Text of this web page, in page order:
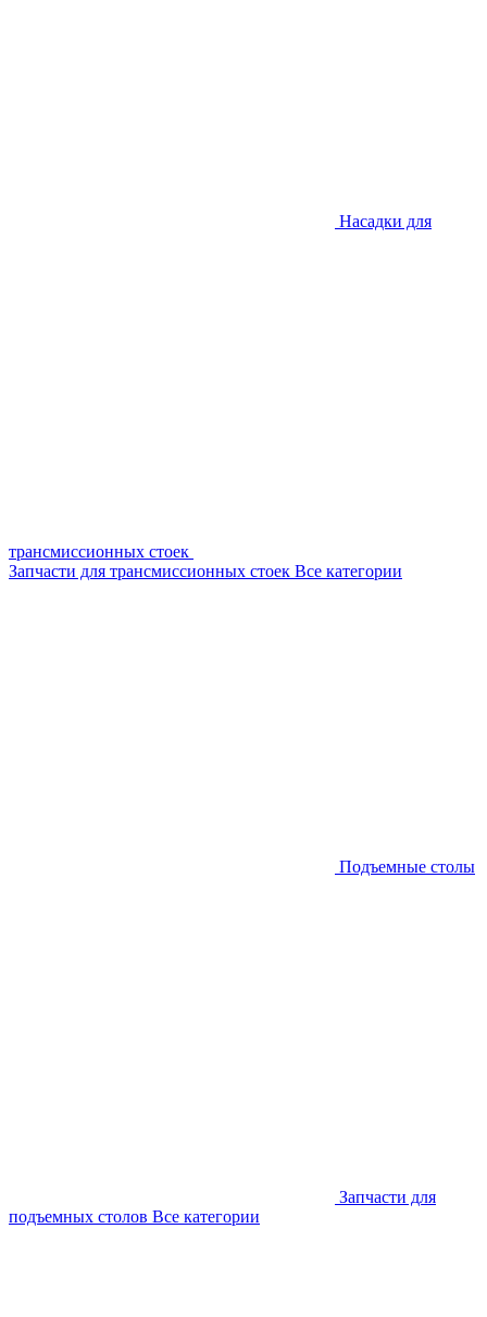
Насадки для
трансмиссионных стоек
Запчасти для трансмиссионных стоек Все категории
Подъемные столы
Запчасти для
подъемных столов Все категории